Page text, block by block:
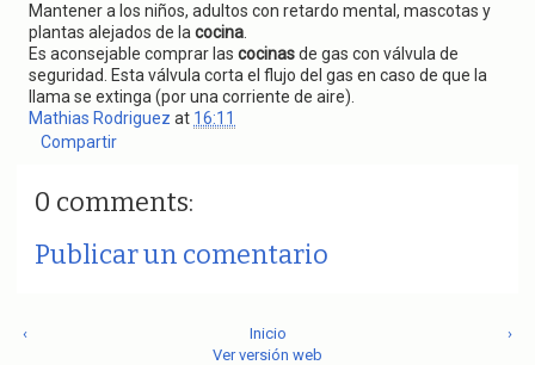
Mantener a los niños, adultos con retardo mental, mascotas y
plantas alejados de la cocina
Es aconsejable comprar las cocinasde gas con válvula de
seguridad. Esta válvula corta el flujo del gas en caso de que la
llama se extinga (por una corriente de aire).
Mathias Rodriguez at 16:11
Compartir
0 comments:
Publicar un comentario
‹ ›
Inicio
Ver versión web